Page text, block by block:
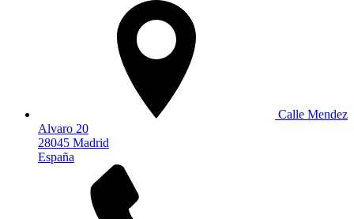
Calle Mendez
Alvaro 20
28045 Madrid
España